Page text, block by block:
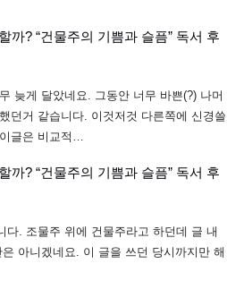
까? “건물주의 기쁨과 슬픔” 독서 후
늦게 달았네요. 그동안 너무 바쁜(?) 나머
던거 같습니다. 이것저것 다른쪽에 신경쓸
글은 비교적…
까? “건물주의 기쁨과 슬픔” 독서 후
다. 조물주 위에 건물주라고 하던데 글 내
아니겠네요. 이 글을 쓰던 당시까지만 해